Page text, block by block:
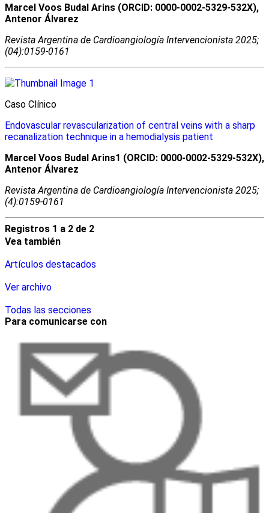
Marcel Voos Budal Arins (ORCID: 0000-0002-5329-532X),
Antenor Álvarez
Revista Argentina de Cardioangiologí­a Intervencionista 2025;
(04):0159-0161
Caso Clínico
Endovascular revascularization of central veins with a sharp
recanalization technique in a hemodialysis patient
Marcel Voos Budal Arins1 (ORCID: 0000-0002-5329-532X),
Antenor Álvarez
Revista Argentina de Cardioangiologí­a Intervencionista 2025;
(4):0159-0161
Registros 1 a 2 de 2
Vea también
Artículos destacados
Ver archivo
Todas las secciones
Para comunicarse con